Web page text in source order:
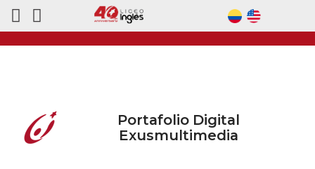
Portafolio Digital
Exusmultimedia